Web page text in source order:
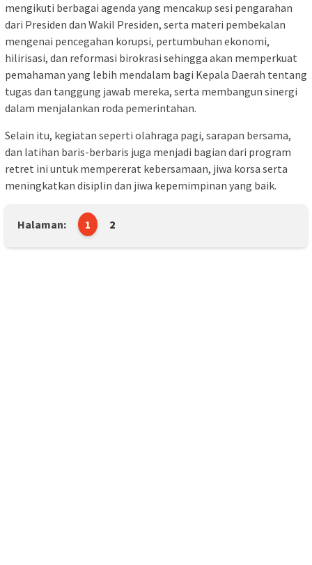
mengikuti berbagai agenda yang mencakup sesi pengarahan
dari Presiden dan Wakil Presiden, serta materi pembekalan
mengenai pencegahan korupsi, pertumbuhan ekonomi,
hilirisasi, dan reformasi birokrasi sehingga akan memperkuat
pemahaman yang lebih mendalam bagi Kepala Daerah tentang
tugas dan tanggung jawab mereka, serta membangun sinergi
dalam menjalankan roda pemerintahan.
Selain itu, kegiatan seperti olahraga pagi, sarapan bersama,
dan latihan baris-berbaris juga menjadi bagian dari program
retret ini untuk mempererat kebersamaan, jiwa korsa serta
meningkatkan disiplin dan jiwa kepemimpinan yang baik.
Halaman: 1 2